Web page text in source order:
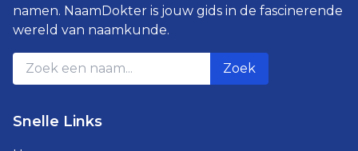
namen. NaamDokter is jouw gids in de fascinerende
wereld van naamkunde.
Zoek
Snelle Links